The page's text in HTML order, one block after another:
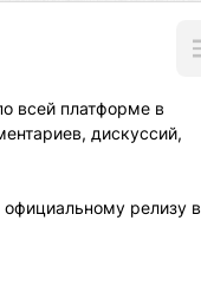
всей платформе в
дискуссий,
релизу в